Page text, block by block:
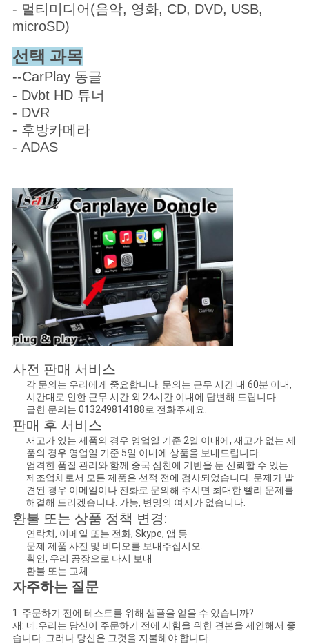
- 멀티미디어(음악, 영화, CD, DVD, USB,
microSD)
선택 과목
--CarPlay 동글
- Dvbt HD 튜너
- DVR
- 후방카메라
- ADAS
사전 판매 서비스
각 문의는 우리에게 중요합니다. 문의는 근무 시간 내 60분 이내,
시간대로 인한 근무 시간 외 24시간 이내에 답변해 드립니다.
급한 문의는 013249814188로 전화주세요.
판매 후 서비스
재고가 있는 제품의 경우 영업일 기준 2일 이내에, 재고가 없는 제
품의 경우 영업일 기준 5일 이내에 상품을 보내드립니다.
엄격한 품질 관리와 함께 중국 심천에 기반을 둔 신뢰할 수 있는
제조업체로서 모든 제품은 선적 전에 검사되었습니다. 문제가 발
견된 경우 이메일이나 전화로 문의해 주시면 최대한 빨리 문제를
해결해 드리겠습니다. 가능, 변명의 여지가 없습니다.
환불 또는 상품 정책 변경:
연락처, 이메일 또는 전화, Skype, 앱 등
문제 제품 사진 및 비디오를 보내주십시오.
확인, 우리 공장으로 다시 보내
환불 또는 교체
자주하는 질문
1. 주문하기 전에 테스트를 위해 샘플을 얻을 수 있습니까?
재: 네.우리는 당신이 주문하기 전에 시험을 위한 견본을 제안해서 좋
습니다. 그러나 당신은 그것을 지불해야 합니다.